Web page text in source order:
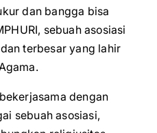
dan bangga bisa
sebuah asosiasi
terbesar yang lahir
dengan
sebuah asosiasi,